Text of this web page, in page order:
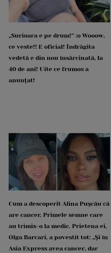
„Surioara e pe drum!” :o Wooow,
ce veste!! E oficial! Îndrăgita
vedetă e din nou însărcinată, la
40 de ani! Uite ce frumos a
anunțat!
Cum a descoperit Alina Pușcău că
are cancer. Primele semne care
au trimis-o la medic. Prietena ei,
Olga Barcari, a povestit tot: „Și în
Asia Express avea cancer, dar